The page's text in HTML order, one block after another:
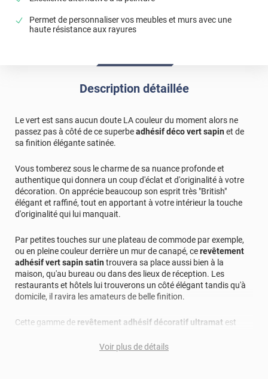
Permet de personnaliser vos meubles et murs avec une
haute résistance aux rayures
Description détaillée
Le vert est sans aucun doute LA couleur du moment alors ne
passez pas à côté de ce superbeadhésif déco vert sapinet de
sa finition élégante satinée.
Vous tomberez sous le charme de sa nuance profonde et
authentique qui donnera un coup d'éclat et d'originalité à votre
décoration. On apprécie beaucoup son esprit très "British"
élégant et raffiné, tout en apportant à votre intérieur la touche
d'originalité qui lui manquait.
Par petites touches sur une plateau de commode par exemple,
ou en pleine couleur derrière un mur de canapé, cerevêtement
adhésif vert sapin satintrouvera sa place aussi bien à la
maison, qu'au bureau ou dans des lieux de réception. Les
restaurants et hôtels lui trouverons un côté élégant tandis qu'à
domicile, il ravira les amateurs de belle finition.
Cette gamme de revêtement adhésif décoratif ultramat est
l'oeil et principalement pour son excellente résistance aux
Voir plus de détails